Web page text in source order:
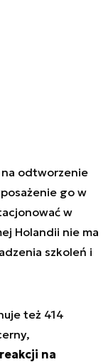
na odtworzenie
go w
w
Holandii nie ma
szkoleń i
też 414
na